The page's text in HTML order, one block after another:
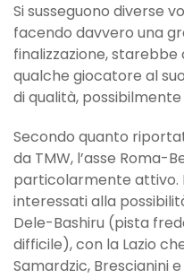
Si susseguono diverse
facendo davvero una
finalizzazione,
qualche giocatore al
di qualità,
Secondo quanto
da TMW, l’asse Roma-
particolarmente attivo.
interessati alla
Dele-Bashiru (pista
difficile), con la Lazio
Samardzic, Brescianini